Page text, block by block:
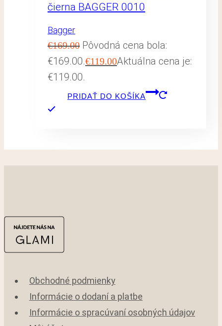
čierna BAGGER 0010
Bagger
€169.00 Pôvodná cena bola:
€169.00.€119.00Aktuálna cena je:
€119.00.
PRIDAŤ DO KOŠÍKA
Obchodné podmienky
Informácie o dodaní a platbe
Informácie o spracúvaní osobných údajov